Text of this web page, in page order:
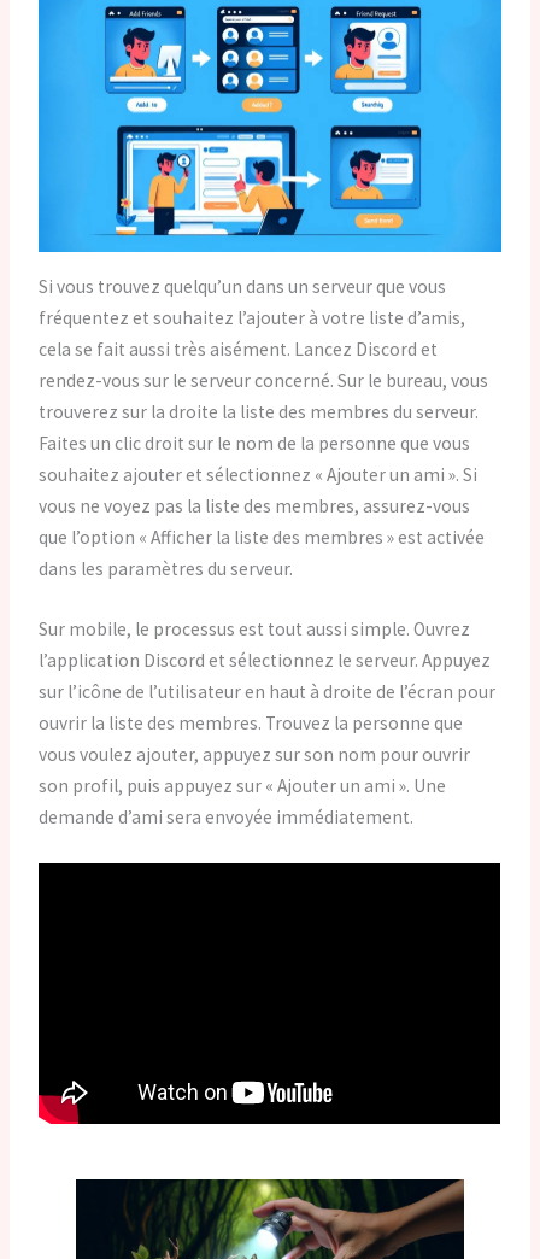
Si vous trouvez quelqu’un dans un serveur que vous
fréquentez et souhaitez l’ajouter à votre liste d’amis,
cela se fait aussi très aisément. Lancez Discord et
rendez-vous sur le serveur concerné. Sur le bureau, vous
trouverez sur la droite la liste des membres du serveur.
Faites un clic droit sur le nom de la personne que vous
souhaitez ajouter et sélectionnez « Ajouter un ami ». Si
vous ne voyez pas la liste des membres, assurez-vous
que l’option « Afficher la liste des membres » est activée
dans les paramètres du serveur.
Sur mobile, le processus est tout aussi simple. Ouvrez
l’application Discord et sélectionnez le serveur. Appuyez
sur l’icône de l’utilisateur en haut à droite de l’écran pour
ouvrir la liste des membres. Trouvez la personne que
vous voulez ajouter, appuyez sur son nom pour ouvrir
son profil, puis appuyez sur « Ajouter un ami ». Une
demande d’ami sera envoyée immédiatement.